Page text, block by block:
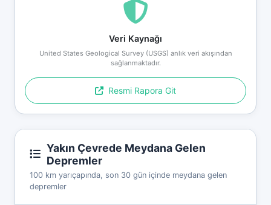
Veri Kaynağı
United States Geological Survey (USGS) anlık veri akışından
sağlanmaktadır.
Resmi Rapora Git
Yakın Çevrede Meydana Gelen
Depremler
100 km yarıçapında, son 30 gün içinde meydana gelen
depremler